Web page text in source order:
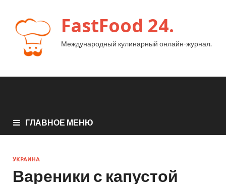
FastFood 24.
Международный кулинарный онлайн-журнал.
ГЛАВНОЕ МЕНЮ
УКРАИНА
Вареники с капустой